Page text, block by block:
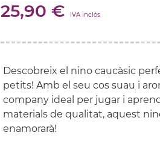
25,90 € IVA inclòs
Descobreix el nino caucàsic
petits! Amb el seu cos suau i
company ideal per jugar i
materials de qualitat, aquest
enamorarà!